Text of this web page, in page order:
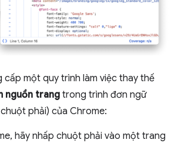
cấp một quy trình làm việc thay thế
nguồn trang trong trình đơn ngữ
phải) của Chrome:
hãy nhấp chuột phải vào một trang